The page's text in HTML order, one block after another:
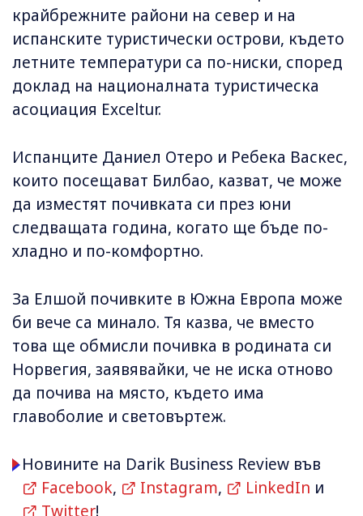
крайбрежните райони на север и на
испанските туристически острови, където
летните температури са по-ниски, според
доклад на националната туристическа
асоциация Exceltur.
Испанците Даниел Отеро и Ребека Васкес,
които посещават Билбао, казват, че може
да изместят почивката си през юни
следващата година, когато ще бъде по-
хладно и по-комфортно.
За Елшой почивките в Южна Европа може
би вече са минало. Тя казва, че вместо
това ще обмисли почивка в родината си
Норвегия, заявявайки, че не иска отново
да почива на място, където има
главоболие и световъртеж.
Новините на Darik Business Review във
Facebook, Instagram, LinkedIn и
Twitter!